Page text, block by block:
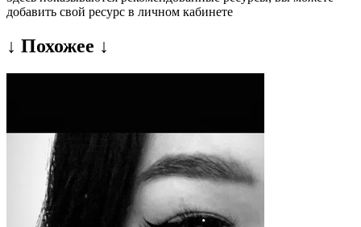
добавить свой ресурс в личном кабинете
↓ Похожее ↓